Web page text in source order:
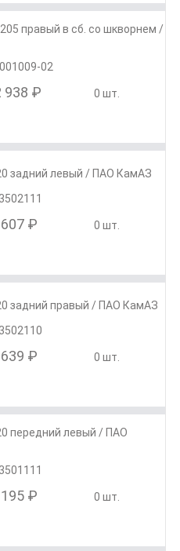
правый в сб. со шкворнем /
02
938 ₽ 0 шт.
задний левый / ПАО КамАЗ
₽ 0 шт.
задний правый / ПАО КамАЗ
₽ 0 шт.
передний левый / ПАО
₽ 0 шт.